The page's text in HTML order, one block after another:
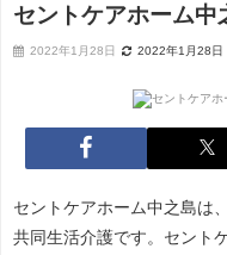
セントケアホーム中
2022年1月28日 2022年1月28日
セントケアホーム中之島は
共同生活介護です。セント